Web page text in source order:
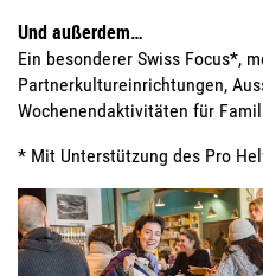
Und außerdem…
Ein besonderer Swiss Focus*,
Partnerkultureinrichtungen,
Wochenendaktivitäten für
* Mit Unterstützung des Pro